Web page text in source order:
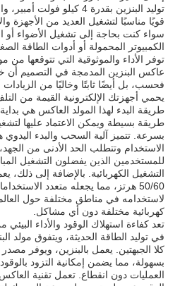
منزل
المنتجات
أشرطة فيديو
حول بنا
جولة في المعمل
ضبط الجودة
توليد البنزين بقدرة 4 كيلو
قويًا مناسبًا لتشغيل العديد من الأجهزة
سواء كنت بحاجة إلى تشغيل الأضواء أو
الكمبيوتر المحمولة أو أدوات الطاقة
توفر الأداء والموثوقية التي تتوقعها من
عاكس البنزين المدمجة في التصميم أن
فحسب، بل أيضًا ثابتًا وخاليًا من الزيادات
يحمي أجهزتك الإلكترونية القيمة من
طريقة البدء لهذا المولد العاكس هي بداية
طريقة بسيطة ويمكن الاعتماد عليها
بسرعة. تتميز آلية السحب والبدء اليدوي
الاستخدام وتتطلب الحد الأدنى من الجهد،
للمستخدمين الذين يفضلون التشغيل
التشغيل الكهربائية. بالإضافة إلى ذلك،
50/60 هرتز، مما يجعله متعدد
لاستخدامه في مناطق مختلفة حول
كهربائية مختلفة دون أي مشاكل.
تعد كفاءة استهلاك الوقود والأداء البيئي
في توليد الطاقة الحديثة، ويتفوق مولد
كلا الجبهتين. يعمل بالبنزين، ويوفر
بسهولة، مما يضمن إمكانية التزود
العمليات دون انقطاع. تعمل تقنية